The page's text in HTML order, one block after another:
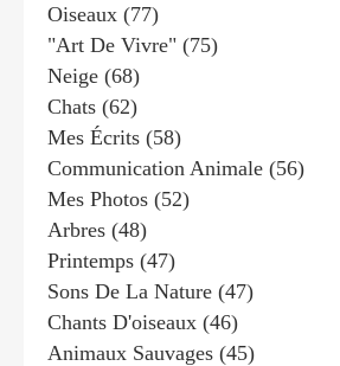
Oiseaux (77)
"art De Vivre" (75)
Neige (68)
Chats (62)
Mes Écrits (58)
Communication Animale (56)
Mes Photos (52)
Arbres (48)
Printemps (47)
Sons De La Nature (47)
Chants D'oiseaux (46)
Animaux Sauvages (45)